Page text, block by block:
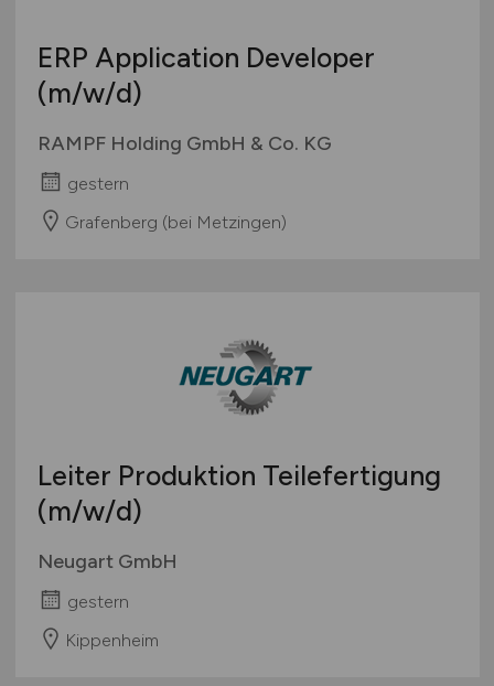
ERP Application Developer
(m/w/d)
RAMPF Holding GmbH & Co. KG
gestern
Grafenberg (bei Metzingen)
Leiter Produktion Teilefertigung
(m/w/d)
Neugart GmbH
gestern
Kippenheim